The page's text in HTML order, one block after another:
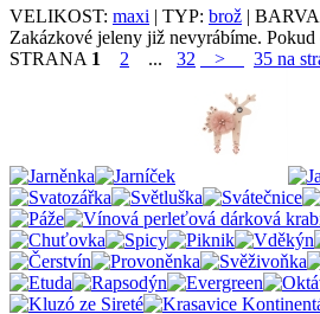
VELIKOST: maxi | TYP: brož |
Zakázkové jeleny již nevyrábíme.
STRANA 1 2 ... 32 > 35 na